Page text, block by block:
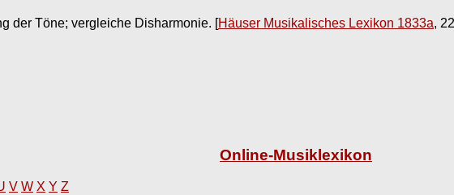
der Töne; vergleiche Disharmonie. [Häuser Musikalisches Lexikon 1833a,
Online-Musiklexikon
V W X Y Z